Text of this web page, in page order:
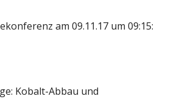
am 09.11.17 um 09:15:
Kobalt-Abbau und